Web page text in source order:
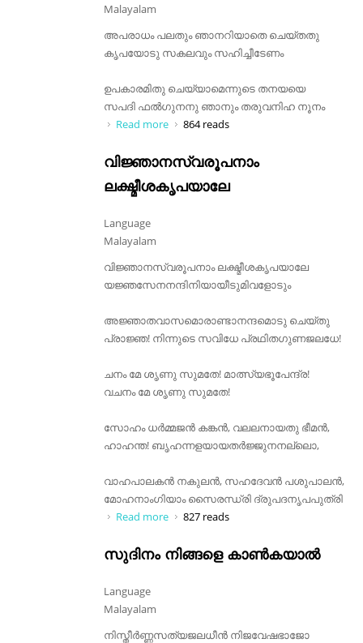
Malayalam
അപരാധം പലതും ഞാനറിയാതെ ചെയ്തതു
കൃപയോടു സകലവും സഹിച്ചീടേണം
ഉപകാരമിതു ചെയ്യാമെന്നുടെ തനയയെ
സപദി ഫൽഗുനനു ഞാനും തരുവനിഹ നൂനം
Read moreabout അപരാധം പലതും ഞാനറിയാതെ
864 reads
വിജ്ഞാനസ്വരൂപനാം
ലക്ഷ്മീശകൃപയാലേ
Language
Malayalam
വിജ്ഞാനസ്വരൂപനാം ലക്ഷ്മീശകൃപയാലേ
യജ്ഞസേനനന്ദിനിയായീടുമിവളോടും
അജ്ഞാതവാസമൊരാണ്ടാനന്ദമൊടു ചെയ്തു
പ്രാജ്ഞ! നിന്നുടെ സവിധേ പ്രഥിതഗുണജലധേ!
ചനം മേ ശൃണു സുമതേ! മാത്സ്യഭൂപേന്ദ്ര!
വചനം മേ ശൃണു സുമതേ!
സോഹം ധർമ്മജൻ കങ്കൻ, വലലനായതു ഭീമൻ,
ഹാഹന്ത! ബൃഹന്നളയായതർജ്ജുനനല്ലൊ,
വാഹപാലകൻ നകുലൻ, സഹദേവൻ പശുപാലൻ,
മോഹനാംഗിയാം സൈരന്ധ്രി ദ്രുപദനൃപപുത്രി
Read moreabout വിജ്ഞാനസ്വരൂപനാം
827 reads
സുദിനം നിങ്ങളെ കാൺകയാൽ
Language
Malayalam
നിസ്തീർണ്ണസത്യജലധീൻ നിജവേഷഭാജോ